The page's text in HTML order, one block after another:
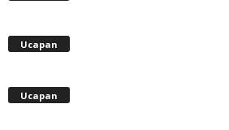
Ucapan
Ucapan